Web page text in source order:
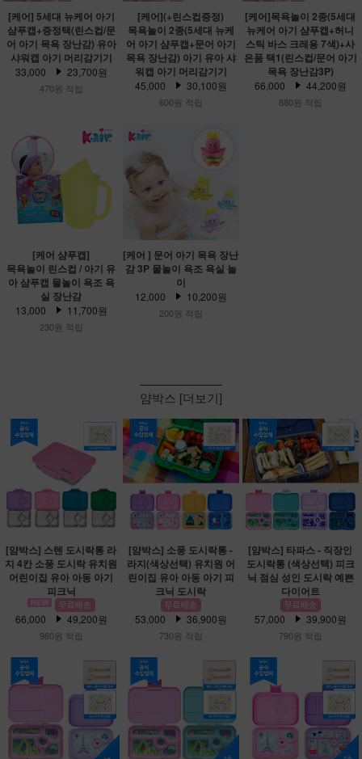
[케어] 5세대 뉴케어 아기
샴푸캡+증정택(린스컵/문
어 아기 목욕 장난감) 유아
샤워캡 아기 머리감기기
33,000 23,700원
470원 적립
[케어](+린스컵증정)
목욕놀이 2종(5세대 뉴케
어 아기 샴푸캡+문어 아기
목욕 장난감) 아기 유아 샤
워캡 아기 머리감기기
45,000 30,100원
600원 적립
[케어]목욕놀이 2종(5세대
뉴케어 아기 샴푸캡+허니
스틱 바스 크레용 7색)+사
은품 택1(린스컵/문어 아기
목욕 장난감3P)
66,000 44,200원
880원 적립
[케어 샴푸캡]
목욕놀이 린스컵 / 아기 유
아 샴푸캡 물놀이 욕조 욕
실 장난감
13,000 11,700원
230원 적립
[케어 ] 문어 아기 목욕 장난
감 3P 물놀이 욕조 욕실 놀
이
12,000 10,200원
200원 적립
얌박스 [더보기]
[얌박스] 스텐 도시락통 라
지 4칸 소풍 도시락 유치원
어린이집 유아 아동 아기
피크닉
66,000 49,200원
980원 적립
[얌박스] 소풍 도시락통 -
라지(색상선택) 유치원 어
린이집 유아 아동 아기 피
크닉 도시락
53,000 36,900원
730원 적립
[얌박스] 타파스 - 직장인
도시락통 (색상선택) 피크
닉 점심 성인 도시락 예쁜
다이어트
57,000 39,900원
790원 적립